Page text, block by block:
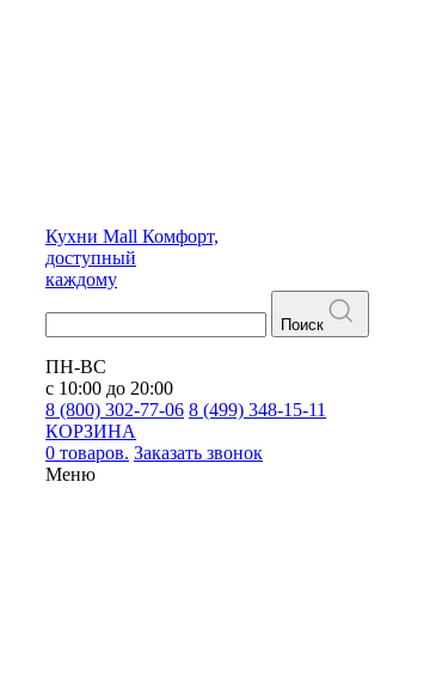
Кухни Mall Комфорт,
доступный
каждому
Поиск
ПН-ВС
с 10:00 до 20:00
8 (800) 302-77-06 8 (499) 348-15-11
КОРЗИНА
0 товаров. Заказать звонок
Меню